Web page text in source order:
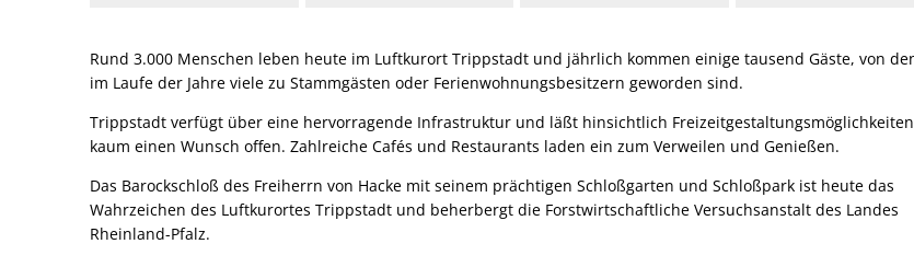
Rund 3.000 Menschen leben heute im Luftkurort Trippstadt und jährlich kommen einige tausend Gäste, von
im Laufe der Jahre viele zu Stammgästen oder Ferienwohnungsbesitzern geworden sind.
Trippstadt verfügt über eine hervorragende Infrastruktur und läßt hinsichtlich Freizeitgestaltungsmöglichkeiten
kaum einen Wunsch offen. Zahlreiche Cafés und Restaurants laden ein zum Verweilen und Genießen.
Das Barockschloß des Freiherrn von Hacke mit seinem prächtigen Schloßgarten und Schloßpark ist heute das
Wahrzeichen des Luftkurortes Trippstadt und beherbergt die Forstwirtschaftliche Versuchsanstalt des Landes
Rheinland-Pfalz.